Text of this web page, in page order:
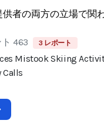
供者の両方の立場で関
463 3 レポート
Mistook Skiing
Calls